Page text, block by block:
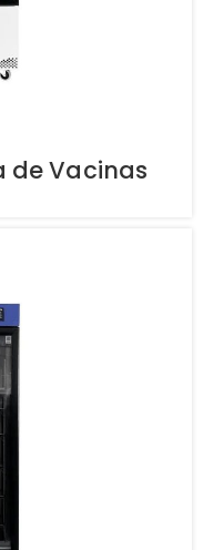
de Vacinas